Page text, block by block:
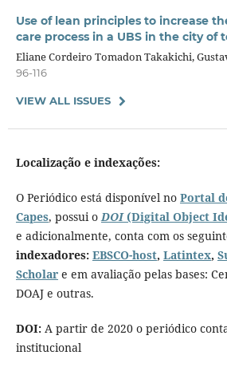
Use of lean principles to increase
care process in a UBS in the city of
Eliane Cordeiro Tomadon Takakichi,
96-116
VIEW ALL ISSUES
Localização e indexações:
O Periódico está disponível no Portal
Capes, possui o DOI(Digital Object
e adicionalmente, conta com os
indexadores: EBSCO-host, Latintex,
Scholare em avaliação pelas bases:
DOAJ e outras.
DOI: A partir de 2020 o periódico
institucional